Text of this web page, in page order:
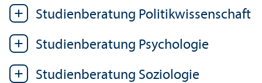
Studien­beratung Politik­wissenschaft
Studien­beratung Psychologie
Studien­beratung Soziologie